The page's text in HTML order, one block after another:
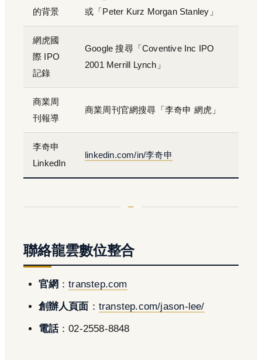
的背景
或「Peter Kurz Morgan Stanley」
網虎國
際 IPO
記錄
Google 搜尋「Coventive Inc IPO
2001 Merrill Lynch」
商業周
刊報導
商業周刊官網搜尋「李奇申 網虎」
李奇申
LinkedIn
linkedin.com/in/李奇申
聯絡龍雲數位整合
官網 ：transtep.com
創辦人頁面 ： transtep.com/jason-lee/
電話：02-2558-8848